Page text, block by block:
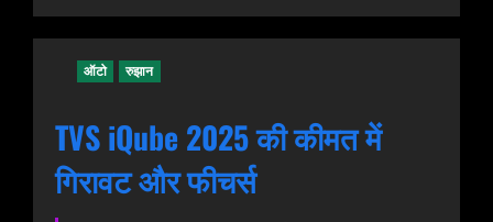
ऑटो रुझान
TVS iQube 2025 की कीमत में
गिरावट और फीचर्स